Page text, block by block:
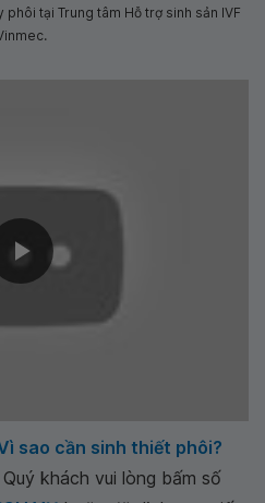
tại Trung tâm Hỗ trợ sinh sản IVF
sao cần sinh thiết phôi?
khách vui lòng bấm số